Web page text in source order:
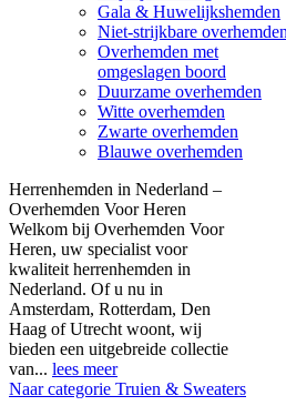
Gala & Huwelijkshemden
Niet-strijkbare overhemden
Overhemden met
omgeslagen boord
Duurzame overhemden
Witte overhemden
Zwarte overhemden
Blauwe overhemden
Herrenhemden in Nederland –
Overhemden Voor Heren
Welkom bij Overhemden Voor
Heren, uw specialist voor
kwaliteit herrenhemden in
Nederland. Of u nu in
Amsterdam, Rotterdam, Den
Haag of Utrecht woont, wij
bieden een uitgebreide collectie
van... lees meer
Naar categorie Truien & Sweaters